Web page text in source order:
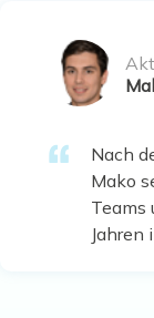
Nach
Mako
Teams
Jahren